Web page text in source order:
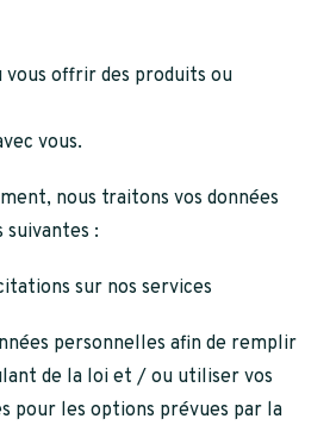
offrir des produits ou
vous.
nous traitons vos données
suivantes :
sur nos services
personnelles afin de remplir
de la loi et / ou utiliser vos
pour les options prévues par la